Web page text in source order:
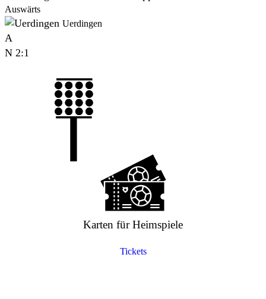
Auswärts
Uerdingen
A
N 2:1
Karten für Heimspiele
Tickets